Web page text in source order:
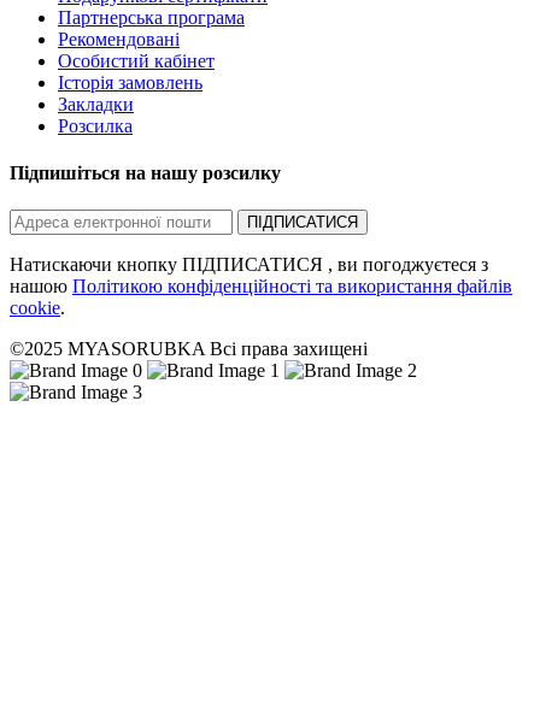
Партнерська програма
Рекомендовані
Особистий кабінет
Історія замовлень
Закладки
Розсилка
Підпишіться на нашу розсилку
ПІДПИСАТИСЯ
Натискаючи кнопку ПІДПИСАТИСЯ , ви погоджуєтеся з
нашою Політикою конфіденційності та використання файлів
cookie.
©2025 MYASORUBKA Всі права захищені